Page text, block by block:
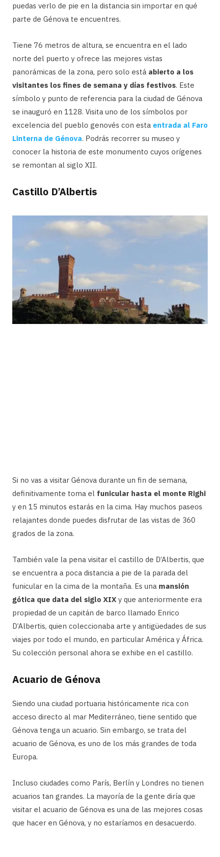
puedas verlo de pie en la distancia sin importar en qué
parte de Génova te encuentres.
Tiene 76 metros de altura, se encuentra en el lado
norte del puerto y ofrece las mejores vistas
panorámicas de la zona, pero solo está abierto a los
visitantes los fines de semana y días festivos. Este
símbolo y punto de referencia para la ciudad de Génova
se inauguró en 1128. Visita uno de los símbolos por
excelencia del pueblo genovés con esta entrada al Faro
Linterna de Génova. Podrás recorrer su museo y
conocer la historia de este monumento cuyos orígenes
se remontan al siglo XII.
Castillo D’Albertis
Si no vas a visitar Génova durante un fin de semana,
definitivamente toma el funicular hasta el monte Righi
y en 15 minutos estarás en la cima. Hay muchos paseos
relajantes donde puedes disfrutar de las vistas de 360 ​​
grados de la zona.
También vale la pena visitar el castillo de D’Albertis, que
se encuentra a poca distancia a pie de la parada del
funicular en la cima de la montaña. Es una mansión
gótica que data del siglo XIX y que anteriormente era
propiedad de un capitán de barco llamado Enrico
D’Albertis, quien coleccionaba arte y antigüedades de sus
viajes por todo el mundo, en particular América y África.
Su colección personal ahora se exhibe en el castillo.
Acuario de Génova
Siendo una ciudad portuaria históricamente rica con
acceso directo al mar Mediterráneo, tiene sentido que
Génova tenga un acuario. Sin embargo, se trata del
acuario de Génova, es uno de los más grandes de toda
Europa.
Incluso ciudades como París, Berlín y Londres no tienen
acuarios tan grandes. La mayoría de la gente diría que
visitar el acuario de Génova es una de las mejores cosas
que hacer en Génova, y no estaríamos en desacuerdo.